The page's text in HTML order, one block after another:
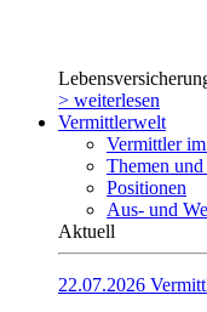
> weiterlesen
Vermittlerwelt
Vermittler
Themen
Positionen
Aus- und
Aktuell
22.07.2026